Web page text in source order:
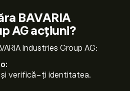
BAVARIA
AG acțiuni?
Industries Group AG:
și verifică-ți identitatea.